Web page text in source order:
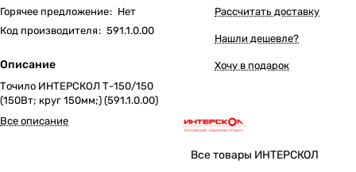
Горячее предложение: Нет
Код производителя: 591.1.0.00
Описание
Точило ИНТЕРСКОЛ Т-150/150
(150Вт; круг 150мм;) (591.1.0.00)
Все описание
Рассчитать доставку
Нашли дешевле?
Хочу в подарок
Все товары ИНТЕРСКОЛ